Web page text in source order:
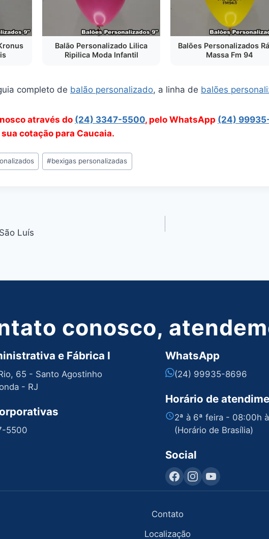
Balão Personalizado Lilica
Ripilica Moda Infantil
Balões Personalizados
Massa Fm 94
completo de balão personalizado, a linha de balões
através do (24) 3347-5500, pelo WhatsApp (24)
cotação para Caucaia.
#bexigas personalizadas
Luís
conosco,
e Fábrica I
65 - Santo Agostinho
- RJ
5500
WhatsApp
(24) 99935-8696
Horário de
2ª à 6ª feira - 08:00h
(Horário de Brasília)
Social
Contato
Localização